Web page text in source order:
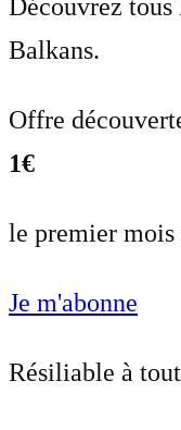
Découvrez tous
Balkans.
Offre
1€
le premier mois
Je m'abonne
Résiliable à